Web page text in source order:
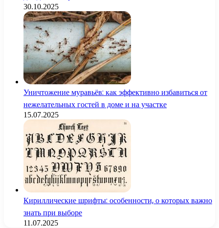
30.10.2025
Уничтожение муравьёв: как эффективно избавиться от
нежелательных гостей в доме и на участке
15.07.2025
Кириллические шрифты: особенности, о которых важно
знать при выборе
11.07.2025